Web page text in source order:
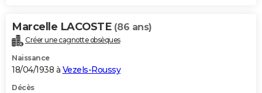
Marcelle LACOSTE (86 ans)
Créer une cagnotte obsèques
Naissance
18/04/1938 à Vezels-Roussy
Décès